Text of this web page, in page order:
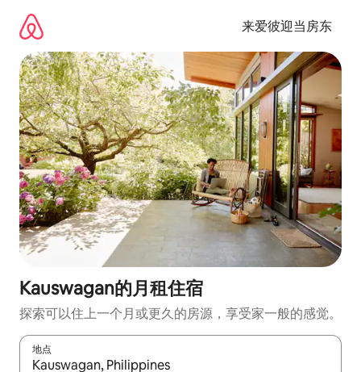
来爱彼迎当房东
Kauswagan的月租住宿
探索可以住上一个月或更久的房源，享受家一般的感觉。
地点
如有搜索结果，请使用上下方向键查看，或通过点击或滑动手势